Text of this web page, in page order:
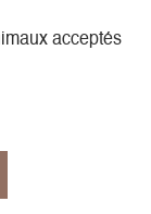
acceptés